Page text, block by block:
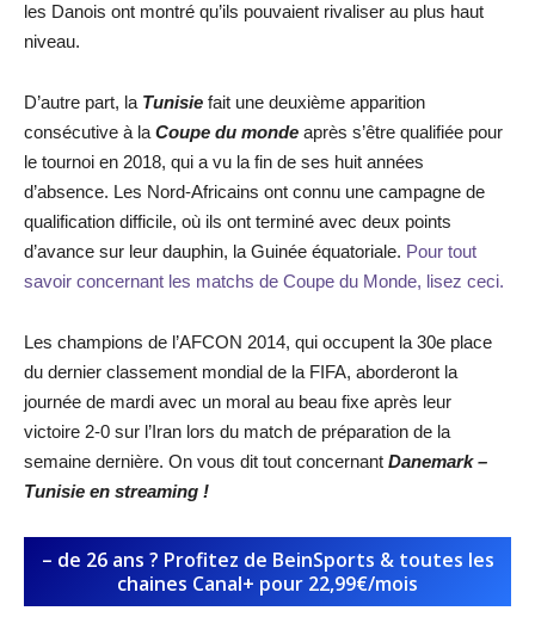
les Danois ont montré qu’ils pouvaient rivaliser au plus haut
niveau.
D’autre part, la Tunisie fait une deuxième apparition
consécutive à la Coupe du monde après s’être qualifiée pour
le tournoi en 2018, qui a vu la fin de ses huit années
d’absence. Les Nord-Africains ont connu une campagne de
qualification difficile, où ils ont terminé avec deux points
d’avance sur leur dauphin, la Guinée équatoriale. Pour tout
savoir concernant les matchs de Coupe du Monde, lisez ceci.
Les champions de l’AFCON 2014, qui occupent la 30e place
du dernier classement mondial de la FIFA, aborderont la
journée de mardi avec un moral au beau fixe après leur
victoire 2-0 sur l’Iran lors du match de préparation de la
semaine dernière. On vous dit tout concernant Danemark –
Tunisie en streaming !
– de 26 ans ? Profitez de BeinSports & toutes les
chaines Canal+ pour 22,99€/mois